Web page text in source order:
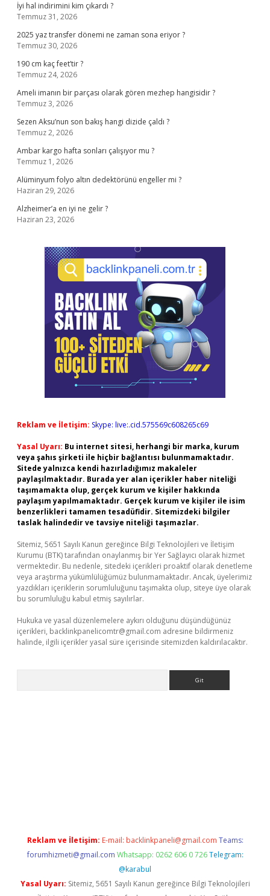
İyi hal indirimini kim çıkardı ?
Temmuz 31, 2026
2025 yaz transfer dönemi ne zaman sona eriyor ?
Temmuz 30, 2026
190 cm kaç feet’tir ?
Temmuz 24, 2026
Ameli imanın bir parçası olarak gören mezhep hangisidir ?
Temmuz 3, 2026
Sezen Aksu’nun son bakış hangi dizide çaldı ?
Temmuz 2, 2026
Ambar kargo hafta sonları çalışıyor mu ?
Temmuz 1, 2026
Alüminyum folyo altın dedektörünü engeller mi ?
Haziran 29, 2026
Alzheimer’a en iyi ne gelir ?
Haziran 23, 2026
Reklam ve İletişim: Skype: live:.cid.575569c608265c69
Yasal Uyarı: Bu internet sitesi, herhangi bir marka, kurum
veya şahıs şirketi ile hiçbir bağlantısı bulunmamaktadır.
Sitede yalnızca kendi hazırladığımız makaleler
paylaşılmaktadır. Burada yer alan içerikler haber niteliği
taşımamakta olup, gerçek kurum ve kişiler hakkında
paylaşım yapılmamaktadır. Gerçek kurum ve kişiler ile isim
benzerlikleri tamamen tesadüfidir. Sitemizdeki bilgiler
taslak halindedir ve tavsiye niteliği taşımazlar.
Sitemiz, 5651 Sayılı Kanun gereğince Bilgi Teknolojileri ve İletişim
Kurumu (BTK) tarafından onaylanmış bir Yer Sağlayıcı olarak hizmet
vermektedir. Bu nedenle, sitedeki içerikleri proaktif olarak denetleme
veya araştırma yükümlülüğümüz bulunmamaktadır. Ancak, üyelerimiz
yazdıkları içeriklerin sorumluluğunu taşımakta olup, siteye üye olarak
bu sorumluluğu kabul etmiş sayılırlar.
Hukuka ve yasal düzenlemelere aykırı olduğunu düşündüğünüz
içerikleri, backlinkpanelicomtr@gmail.com adresine bildirmeniz
halinde, ilgili içerikler yasal süre içerisinde sitemizden kaldırılacaktır.
Reklam ve İletişim: E-mail: backlinkpaneli@gmail.com Teams:
forumhizmeti@gmail.com Whatsapp: 0262 606 0 726 Telegram:
@karabul
Yasal Uyarı: Sitemiz, 5651 Sayılı Kanun gereğince Bilgi Teknolojileri